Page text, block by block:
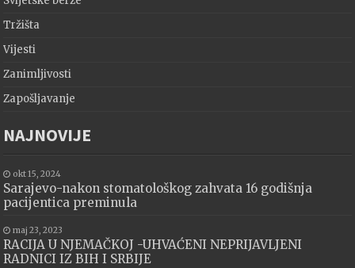
Tržišta
Vijesti
Zanimljivosti
Zapošljavanje
NAJNOVIJE
okt 15, 2024
Sarajevo-nakon stomatološkog zahvata 16 godišnja
pacijentica preminula
maj 23, 2023
RACIJA U NJEMAČKOJ -UHVAĆENI NEPRIJAVLJENI
RADNICI IZ BIH I SRBIJE